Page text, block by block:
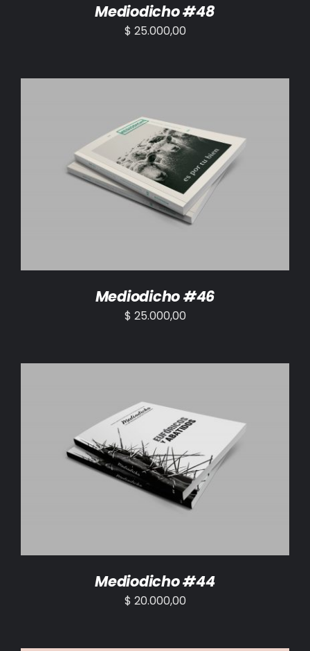
Mediodicho #48
$ 25.000,00
AÑADIR AL CARRITO DETALLES
Mediodicho #46
$ 25.000,00
AÑADIR AL CARRITO / DETALLES
Mediodicho #44
$ 20.000,00